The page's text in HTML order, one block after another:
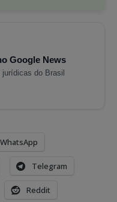
Google News
do Brasil
WhatsApp
Telegram
Reddit